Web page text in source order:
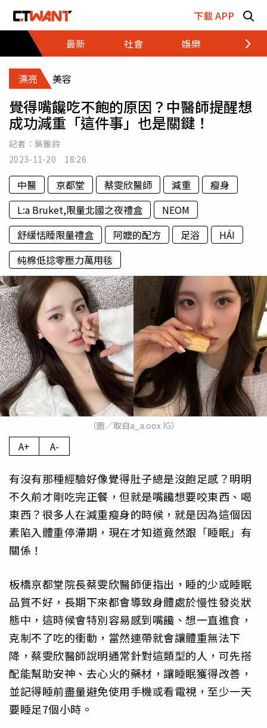
下載 APP
最新
社會 娛樂 財經
漂亮 美容
覺得嘴饞吃不飽的原因？中醫師提醒想
成功減重「這件事」也是關鍵！
記者： 吳雅鈴
2023-11-20 18:26
中醫 京都堂 蔡雯欣醫師 減重
瘦身
L:a Bruket,限量北國之夜禮盒
NEOM
舒緩恬睡限量禮盒
阿嬤的配方 足浴
HÁI
純棉低捻零壓力萬用毯
（圖／取自a_a.oox IG）
A+ A-
有沒有那種經驗好像覺得肚子總是沒飽足感？明明
不久前才剛吃完正餐，但就是嘴饞想要咬東西、喝
東西？很多人在減重瘦身的時候，就是因為這個因
素陷入體重停滯期，現在才知道竟然跟「睡眠」有
關係！
板橋京都堂院長蔡雯欣醫師便指出，睡的少或睡眠
品質不好，長期下來都會導致身體處於慢性發炎狀
態中，這時候會特別容易感到嘴饞、想一直進食，
克制不了吃的衝動，當然連帶就會讓體重無法下
降，蔡雯欣醫師說明通常針對這類型的人，可先搭
配能幫助安神、去心火的藥材，讓睡眠獲得改善，
並記得睡前盡量避免使用手機或看電視，至少一天
要睡足7個小時。